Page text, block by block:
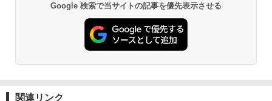
Google 検索で当サイトの記事を優先表示させる
関連リンク